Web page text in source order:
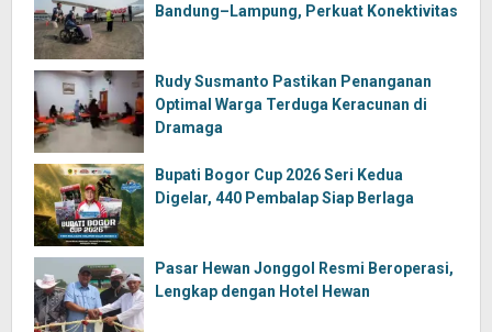
Bandung–Lampung, Perkuat Konektivitas
Rudy Susmanto Pastikan Penanganan
Optimal Warga Terduga Keracunan di
Dramaga
Bupati Bogor Cup 2026 Seri Kedua
Digelar, 440 Pembalap Siap Berlaga
Pasar Hewan Jonggol Resmi Beroperasi,
Lengkap dengan Hotel Hewan